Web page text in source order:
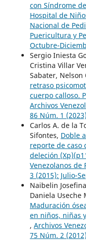
con Síndrome
Hospital de
Nacional de
Puericultura y
Octubre-
Sergio Iniesta
Cristina Villar
Sabater, Nelson
retraso
cuerpo calloso.
Archivos
86 Núm. 1
Carlos A. de la
Sifontes, Doble
reporte de caso
deleción
Venezolanos de
3 (2015): Julio-
Naibelin
Daniela Useche
Maduración
en niños, niñas
, Archivos
75 Núm. 2